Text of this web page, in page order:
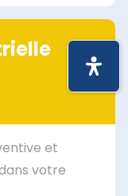
et
votre